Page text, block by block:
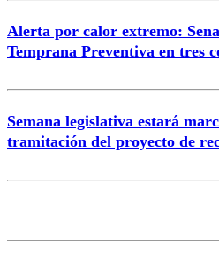
Alerta por calor extremo:
Temprana Preventiva en tres
Semana legislativa estará
tramitación del proyecto de